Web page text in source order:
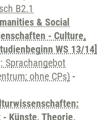
B2.1
& Social
- Culture,
WS 13/14]
Sprachangebot
ohne CPs) -
Künste, Theorie,